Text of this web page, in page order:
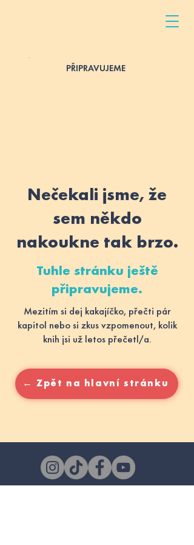
PŘIPRAVUJEME
Nečekali jsme, že
sem někdo
nakoukne tak brzo.
Tuhle stránku ještě
připravujeme.
Mezitím si dej kakajíčko, přečti pár
kapitol nebo si zkus vzpomenout, kolik
knih jsi už letos přečetl/a.
← Zpět na hlavní stránku